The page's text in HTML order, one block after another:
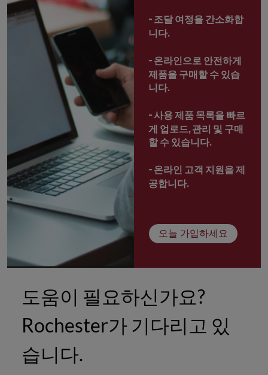
- 조달 여정을 간소화합
니다.
- 온라인으로 안전하게
제품을 구매할 수 있습
니다.
- 사용 제품 목록을 빠르
게 업로드, 관리 및 구매
할 수 있습니다.
- 온라인 고객 지원을 제
공합니다.
오늘 가입하세요
도움이 필요하신가요?
Rochester가 기다리고 있
습니다.